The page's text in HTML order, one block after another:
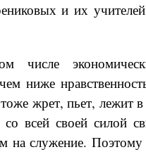
и их
ниже
жрет, пьет, лежит в
своей силой
на служение.